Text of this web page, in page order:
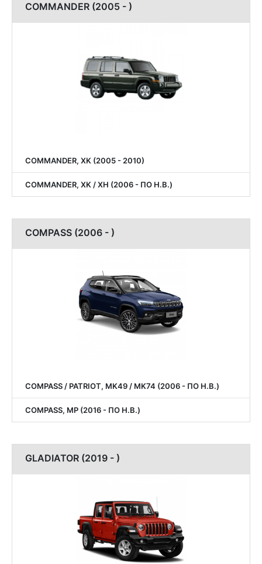
COMMANDER (2005 - )
COMMANDER, XK (2005 - 2010)
COMMANDER, XK / XH (2006 - ПО Н.В.)
COMPASS (2006 - )
COMPASS / PATRIOT, MK49 / MK74 (2006 - ПО Н.В.)
COMPASS, MP (2016 - ПО Н.В.)
GLADIATOR (2019 - )